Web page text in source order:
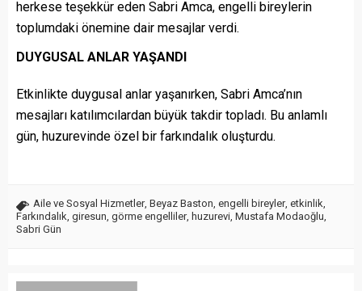
herkese teşekkür eden Sabri Amca, engelli bireylerin
toplumdaki önemine dair mesajlar verdi.
DUYGUSAL ANLAR YAŞANDI
Etkinlikte duygusal anlar yaşanırken, Sabri Amca’nın
mesajları katılımcılardan büyük takdir topladı. Bu anlamlı
gün, huzurevinde özel bir farkındalık oluşturdu.
Aile ve Sosyal Hizmetler, Beyaz Baston, engelli bireyler, etkinlik,
Farkındalık, giresun, görme engelliler, huzurevi, Mustafa Modaoğlu,
Sabri Gün